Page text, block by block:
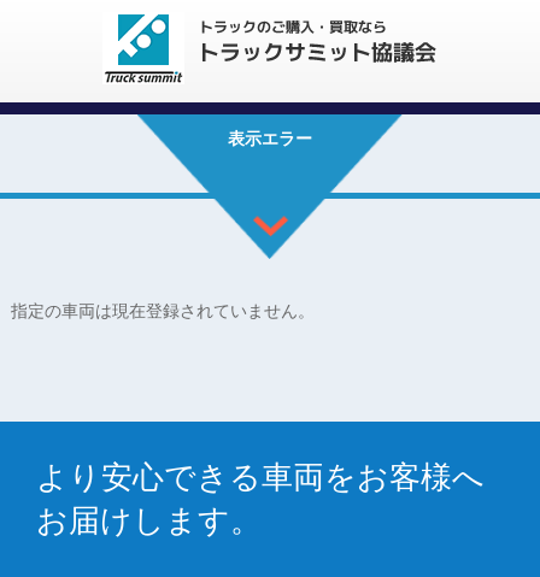
表示エラー
指定の車両は現在登録されていません。
より安心できる車両をお客様へ
お届けします。